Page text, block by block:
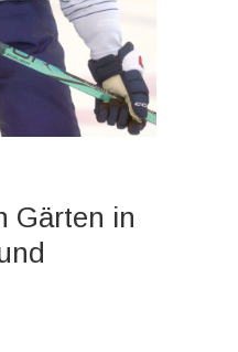
Gärten in